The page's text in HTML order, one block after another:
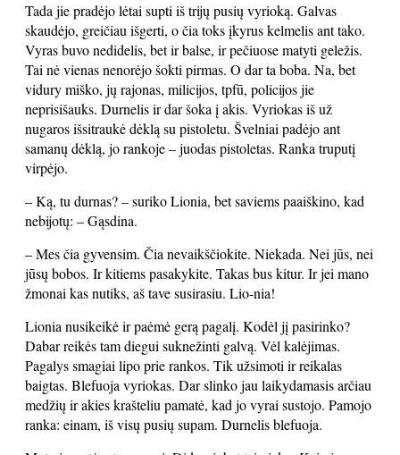
Tada jie pradėjo lėtai supti iš trijų pusių vyrioką. Galvas
skaudėjo, greičiau išgerti, o čia toks įkyrus kelmelis ant tako.
Vyras buvo nedidelis, bet ir balse, ir pečiuose matyti geležis.
Tai nė vienas nenorėjo šokti pirmas. O dar ta boba. Na, bet
vidury miško, jų rajonas, milicijos, tpfū, policijos jie
neprisišauks. Durnelis ir dar šoka į akis. Vyriokas iš už
nugaros išsitraukė dėklą su pistoletu. Švelniai padėjo ant
samanų dėklą, jo rankoje – juodas pistoletas. Ranka truputį
virpėjo.
– Ką, tu durnas? – suriko Lionia, bet saviems paaiškino, kad
nebijotų: – Gąsdina.
– Mes čia gyvensim. Čia nevaikščiokite. Niekada. Nei jūs, nei
jūsų bobos. Ir kitiems pasakykite. Takas bus kitur. Ir jei mano
žmonai kas nutiks, aš tave susirasiu. Lio-nia!
Lionia nusikeikė ir paėmė gerą pagalį. Kodėl jį pasirinko?
Dabar reikės tam diegui suknežinti galvą. Vėl kalėjimas.
Pagalys smagiai lipo prie rankos. Tik užsimoti ir reikalas
baigtas. Blefuoja vyriokas. Dar slinko jau laikydamasis arčiau
medžių ir akies krašteliu pamatė, kad jo vyrai sustojo. Pamojo
ranka: einam, iš visų pusių supam. Durnelis blefuoja.